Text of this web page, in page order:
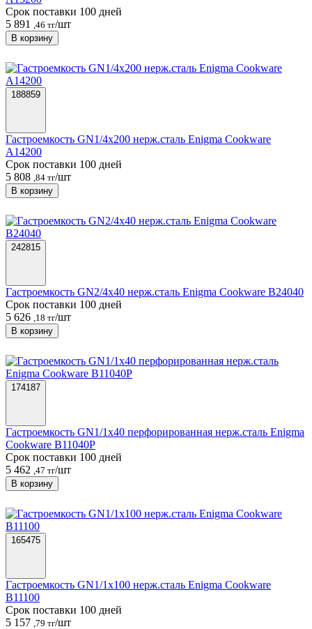
Срок поставки 100 дней
5 891
,46 тг/шт
В корзину
188859
Гастроемкость GN1/4х200 нерж.сталь Enigma Cookware
A14200
Срок поставки 100 дней
5 808 ,84 тг/шт
В корзину
242815
Гастроемкость GN2/4х40 нерж.сталь Enigma Cookware B24040
Срок поставки 100 дней
5 626 ,18 тг/шт
В корзину
174187
Гастроемкость GN1/1х40 перфорированная нерж.сталь Enigma
Cookware B11040P
Срок поставки 100 дней
5 462 ,47 тг/шт
В корзину
165475
Гастроемкость GN1/1х100 нерж.сталь Enigma Cookware
B11100
Срок поставки 100 дней
5 157 ,79 тг/шт